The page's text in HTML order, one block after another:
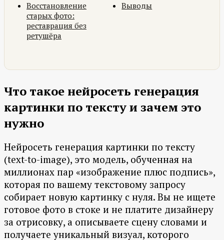
Восстановление
старых фото:
реставрация без
ретушёра
Выводы
Что такое нейросеть генерация
картинки по тексту и зачем это
нужно
Нейросеть генерация картинки по тексту
(text-to-image), это модель, обученная на
миллионах пар «изображение плюс подпись»,
которая по вашему текстовому запросу
собирает новую картинку с нуля. Вы не ищете
готовое фото в стоке и не платите дизайнеру
за отрисовку, а описываете сцену словами и
получаете уникальный визуал, которого